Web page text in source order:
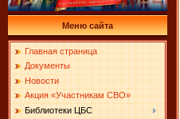
Меню сайта
Главная страница
Документы
Новости
Акция «Участникам СВО»
Библиотеки ЦБС